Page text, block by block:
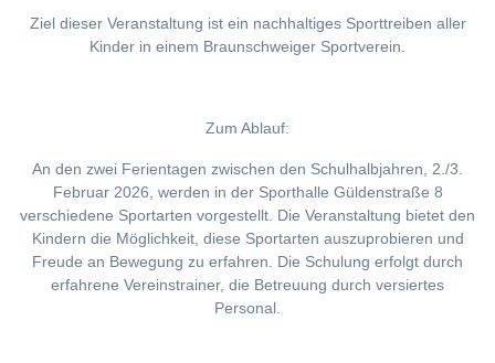
Ziel dieser Veranstaltung ist ein nachhaltiges Sporttreiben aller
Kinder in einem Braunschweiger Sportverein.
Zum Ablauf:
An den zwei Ferientagen zwischen den Schulhalbjahren, 2./3.
Februar 2026, werden in der Sporthalle Güldenstraße 8
verschiedene Sportarten vorgestellt. Die Veranstaltung bietet den
Kindern die Möglichkeit, diese Sportarten auszuprobieren und
Freude an Bewegung zu erfahren. Die Schulung erfolgt durch
erfahrene Vereinstrainer, die Betreuung durch versiertes
Personal.